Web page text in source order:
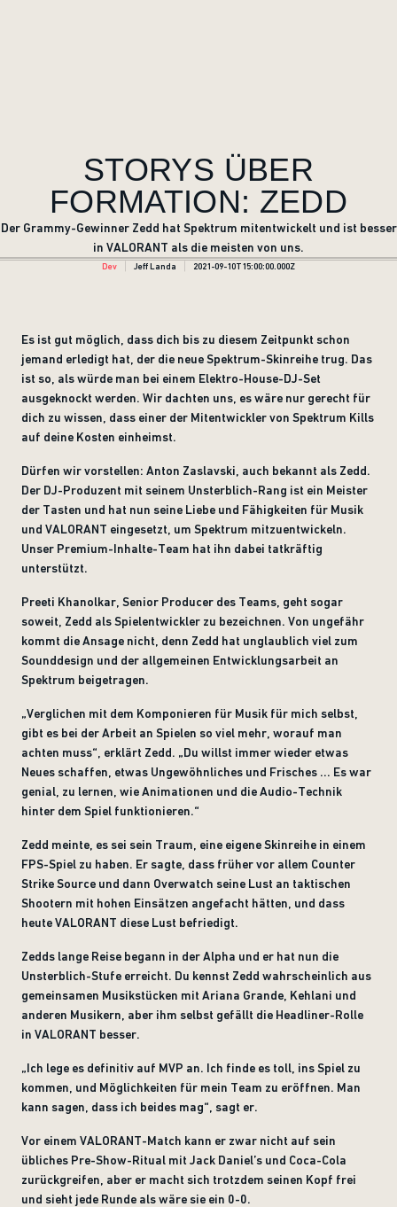
STORYS ÜBER
FORMATION: ZEDD
Der Grammy-Gewinner Zedd hat Spektrum mitentwickelt und ist besser
in VALORANT als die meisten von uns.
Dev Jeff Landa 2021-09-10T15:00:00.000Z
Es ist gut möglich, dass dich bis zu diesem Zeitpunkt schon
jemand erledigt hat, der die neue Spektrum-Skinreihe trug. Das
ist so, als würde man bei einem Elektro-House-DJ-Set
ausgeknockt werden. Wir dachten uns, es wäre nur gerecht für
dich zu wissen, dass einer der Mitentwickler von Spektrum Kills
auf deine Kosten einheimst.
Dürfen wir vorstellen: Anton Zaslavski, auch bekannt als Zedd.
Der DJ-Produzent mit seinem Unsterblich-Rang ist ein Meister
der Tasten und hat nun seine Liebe und Fähigkeiten für Musik
und VALORANT eingesetzt, um Spektrum mitzuentwickeln.
Unser Premium-Inhalte-Team hat ihn dabei tatkräftig
unterstützt.
Preeti Khanolkar, Senior Producer des Teams, geht sogar
soweit, Zedd als Spielentwickler zu bezeichnen. Von ungefähr
kommt die Ansage nicht, denn Zedd hat unglaublich viel zum
Sounddesign und der allgemeinen Entwicklungsarbeit an
Spektrum beigetragen.
„Verglichen mit dem Komponieren für Musik für mich selbst,
gibt es bei der Arbeit an Spielen so viel mehr, worauf man
achten muss“, erklärt Zedd. „Du willst immer wieder etwas
Neues schaffen, etwas Ungewöhnliches und Frisches ... Es war
genial, zu lernen, wie Animationen und die Audio-Technik
hinter dem Spiel funktionieren.“
Zedd meinte, es sei sein Traum, eine eigene Skinreihe in einem
FPS-Spiel zu haben. Er sagte, dass früher vor allem Counter
Strike Source und dann Overwatch seine Lust an taktischen
Shootern mit hohen Einsätzen angefacht hätten, und dass
heute VALORANT diese Lust befriedigt.
Zedds lange Reise begann in der Alpha und er hat nun die
Unsterblich-Stufe erreicht. Du kennst Zedd wahrscheinlich aus
gemeinsamen Musikstücken mit Ariana Grande, Kehlani und
anderen Musikern, aber ihm selbst gefällt die Headliner-Rolle
in VALORANT besser.
„Ich lege es definitiv auf MVP an. Ich finde es toll, ins Spiel zu
kommen, und Möglichkeiten für mein Team zu eröffnen. Man
kann sagen, dass ich beides mag“, sagt er.
Vor einem VALORANT-Match kann er zwar nicht auf sein
übliches Pre-Show-Ritual mit Jack Daniel’s und Coca-Cola
zurückgreifen, aber er macht sich trotzdem seinen Kopf frei
und sieht jede Runde als wäre sie ein 0-0.